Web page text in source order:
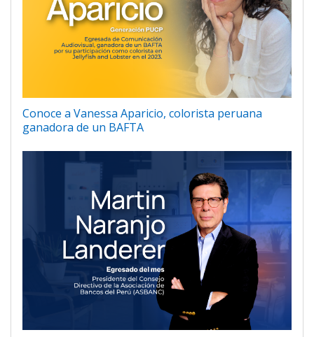
Conoce a Vanessa Aparicio, colorista peruana
ganadora de un BAFTA